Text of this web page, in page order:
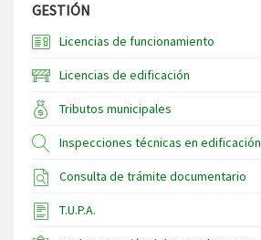
GESTIÓN
Licencias de funcionamiento
Licencias de edificación
Tributos municipales
Inspecciones técnicas en edificación
Consulta de trámite documentario
T.U.P.A.